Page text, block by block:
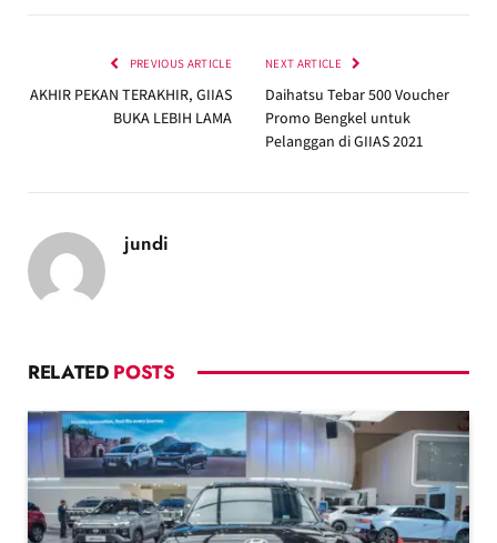
PREVIOUS ARTICLE
AKHIR PEKAN TERAKHIR, GIIAS
BUKA LEBIH LAMA
NEXT ARTICLE
Daihatsu Tebar 500 Voucher
Promo Bengkel untuk
Pelanggan di GIIAS 2021
jundi
RELATED POSTS